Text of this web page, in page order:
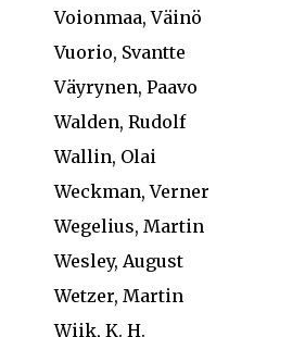
Voionmaa, Väinö
Vuorio, Svantte
Väyrynen, Paavo
Walden, Rudolf
Wallin, Olai
Weckman, Verner
Wegelius, Martin
Wesley, August
Wetzer, Martin
Wiik, K. H.